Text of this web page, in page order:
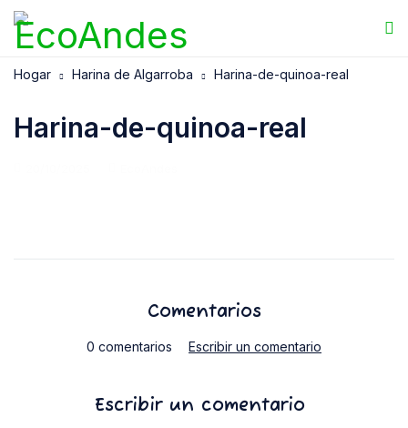
Hogar Harina de Algarroba Harina-de-quinoa-real
Harina-de-quinoa-real
Comentarios
0 comentarios Escribir un comentario
Escribir un comentario